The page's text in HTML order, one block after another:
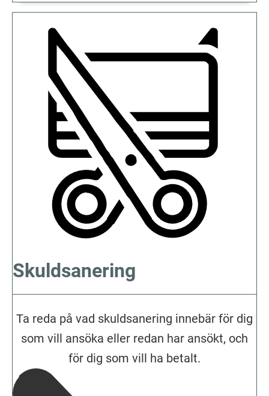
Skuldsanering
Ta reda på vad skuldsanering innebär för dig
som vill ansöka eller redan har ansökt, och
för dig som vill ha betalt.